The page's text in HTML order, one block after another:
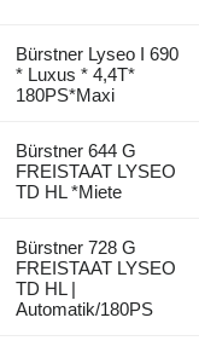
Bürstner Lyseo I 690
* Luxus * 4,4T*
180PS*Maxi
Bürstner 644 G
FREISTAAT LYSEO
TD HL *Miete
Bürstner 728 G
FREISTAAT LYSEO
TD HL |
Automatik/180PS